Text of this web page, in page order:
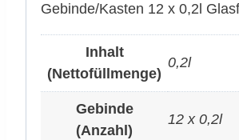
Gebinde/Kasten 12 x 0,2l
Inhalt
(Nettofüllmenge)
0,2l
Gebinde
(Anzahl)
12 x 0,2l